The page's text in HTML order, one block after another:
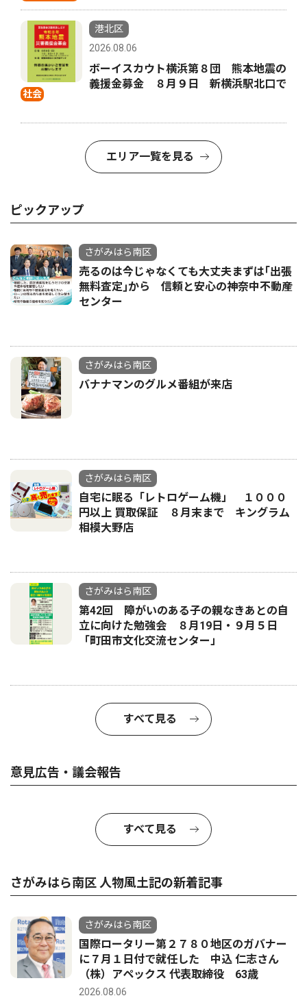
社会
港北区
2026.08.06
ボーイスカウト横浜第８団 熊本地震の
義援金募金 ８月９日 新横浜駅北口で
エリア一覧を見る
ピックアップ
さがみはら南区
売るのは今じゃなくても大丈夫まずは｢出張
無料査定｣から 信頼と安心の神奈中不動産
センター
さがみはら南区
バナナマンのグルメ番組が来店
さがみはら南区
自宅に眠る「レトロゲーム機」 １０００
円以上 買取保証 ８月末まで キングラム
相模大野店
さがみはら南区
第42回 障がいのある子の親なきあとの自
立に向けた勉強会 ８月19日・９月５日
「町田市文化交流センター」
すべて見る
意見広告・議会報告
すべて見る
さがみはら南区 人物風土記の新着記事
さがみはら南区
国際ロータリー第２７８０地区のガバナー
に７月１日付で就任した 中込 仁志さん
（株）アペックス 代表取締役 63歳
2026.08.06